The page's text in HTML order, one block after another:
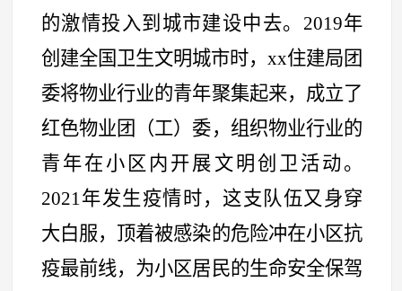
的激情投入到城市建设中去。2019年
创建全国卫生文明城市时，xx住建局团
委将物业行业的青年聚集起来，成立了
红色物业团（工）委，组织物业行业的
青年在小区内开展文明创卫活动。
2021年发生疫情时，这支队伍又身穿
大白服，顶着被感染的危险冲在小区抗
疫最前线，为小区居民的生命安全保驾